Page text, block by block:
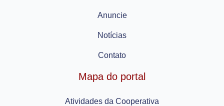
Anuncie
Notícias
Contato
Mapa do portal
Atividades da Cooperativa